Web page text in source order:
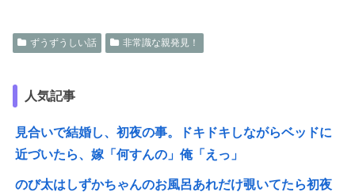
ずうずうしい話 非常識な親発見！
人気記事
見合いで結婚し、初夜の事。ドキドキしながらベッドに
近づいたら、嫁「何すんの」俺「えっ」
のび太はしずかちゃんのお風呂あれだけ覗いてたら初夜